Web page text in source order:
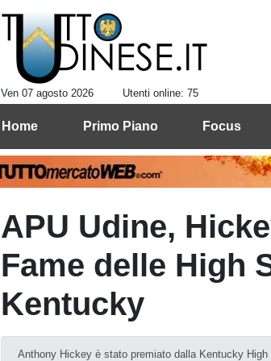
Ven 07 agosto 2026 Utenti online: 75
Home Primo Piano Focus
APU Udine,
Fame delle High
Kentucky
Anthony Hickey è stato premiato dalla Kentucky